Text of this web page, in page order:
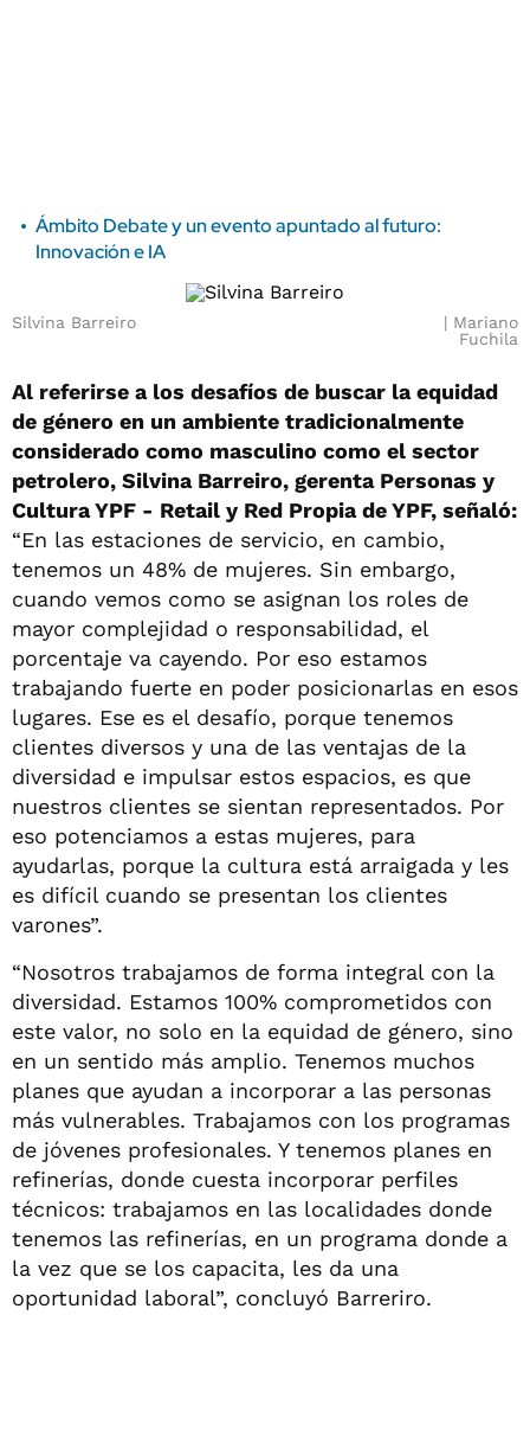
Ámbito Debate y un evento apuntado al futuro:
Innovación e IA
Silvina Barreiro
Mariano
Fuchila
Al referirse a los desafíos de buscar la equidad
de género en un ambiente tradicionalmente
considerado como masculino como el sector
petrolero, Silvina Barreiro, gerenta Personas y
Cultura YPF - Retail y Red Propia de YPF, señaló:
“En las estaciones de servicio, en cambio,
tenemos un 48% de mujeres. Sin embargo,
cuando vemos como se asignan los roles de
mayor complejidad o responsabilidad, el
porcentaje va cayendo. Por eso estamos
trabajando fuerte en poder posicionarlas en esos
lugares. Ese es el desafío, porque tenemos
clientes diversos y una de las ventajas de la
diversidad e impulsar estos espacios, es que
nuestros clientes se sientan representados. Por
eso potenciamos a estas mujeres, para
ayudarlas, porque la cultura está arraigada y les
es difícil cuando se presentan los clientes
varones”.
“Nosotros trabajamos de forma integral con la
diversidad. Estamos 100% comprometidos con
este valor, no solo en la equidad de género, sino
en un sentido más amplio. Tenemos muchos
planes que ayudan a incorporar a las personas
más vulnerables. Trabajamos con los programas
de jóvenes profesionales. Y tenemos planes en
refinerías, donde cuesta incorporar perfiles
técnicos: trabajamos en las localidades donde
tenemos las refinerías, en un programa donde a
la vez que se los capacita, les da una
oportunidad laboral”, concluyó Barreriro.